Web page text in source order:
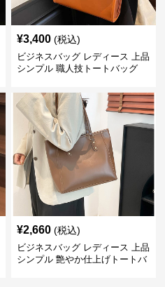
¥3,400 (税込)
ビジネスバッグ レディース 上品
シンプル 職人技トートバッグ
¥2,660 (税込)
ビジネスバッグ レディース 上品
シンプル 艶やか仕上げトートバ